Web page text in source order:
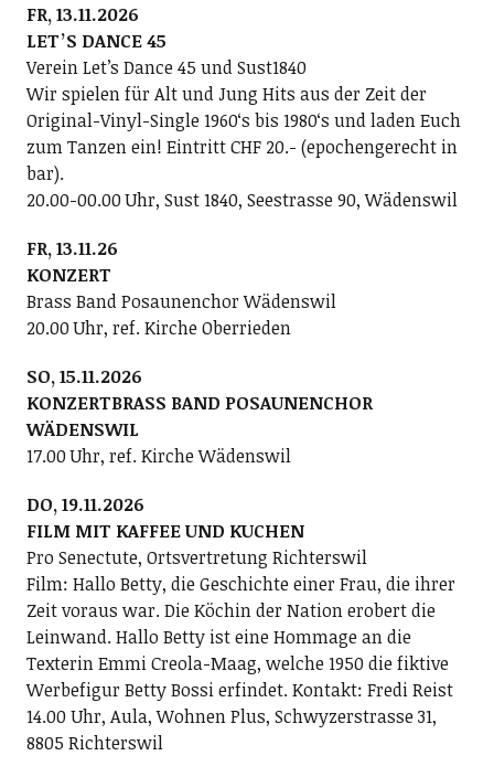
FR, 13.11.2026
LETʼS DANCE 45
Verein Letʼs Dance 45 und Sust1840
Wir spielen für Alt und Jung Hits aus der Zeit der
Original-Vinyl-Single 1960ʻs bis 1980ʻs und laden Euch
zum Tanzen ein! Eintritt CHF 20.- (epochengerecht in
bar).
20.00-00.00 Uhr, Sust 1840, Seestrasse 90, Wädenswil
FR, 13.11.26
KONZERT
Brass Band Posaunenchor Wädenswil
20.00 Uhr, ref. Kirche Oberrieden
SO, 15.11.2026
KONZERTBRASS BAND POSAUNENCHOR
WÄDENSWIL
17.00 Uhr, ref. Kirche Wädenswil
DO, 19.11.2026
FILM MIT KAFFEE UND KUCHEN
Pro Senectute, Ortsvertretung Richterswil
Film: Hallo Betty, die Geschichte einer Frau, die ihrer
Zeit voraus war. Die Köchin der Nation erobert die
Leinwand. Hallo Betty ist eine Hommage an die
Texterin Emmi Creola-Maag, welche 1950 die fiktive
Werbefigur Betty Bossi erfindet. Kontakt: Fredi Reist
14.00 Uhr, Aula, Wohnen Plus, Schwyzerstrasse 31,
8805 Richterswil